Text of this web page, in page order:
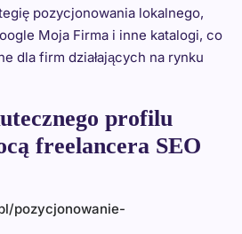
pozycjonowania lokalnego,
Moja Firma i inne katalogi, co
dla firm działających na rynku
profilu
freelancera SEO